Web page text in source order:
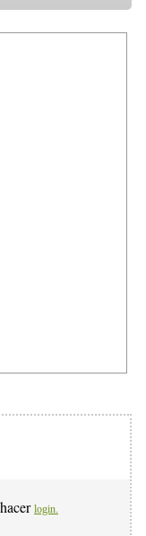
login.